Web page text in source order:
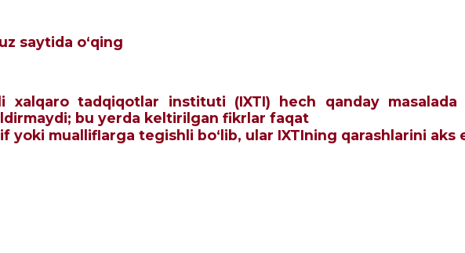
saytida o‘qing
xalqaro tadqiqotlar instituti (IXTI) hech qanday masalada
bu yerda keltirilgan fikrlar faqat
yoki mualliflarga tegishli bo‘lib, ular IXTIning qarashlarini aks